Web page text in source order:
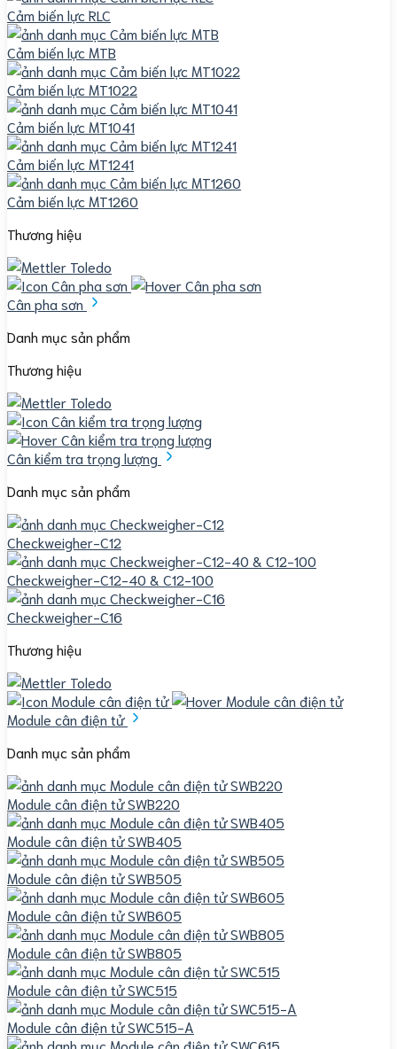
Cảm biến lực RLC
Cảm biến lực MTB
Cảm biến lực MT1022
Cảm biến lực MT1041
Cảm biến lực MT1241
Cảm biến lực MT1260
Thương hiệu
Cân pha sơn
Danh mục sản phẩm
Thương hiệu
Cân kiểm tra trọng lượng
Danh mục sản phẩm
Checkweigher-C12
Checkweigher-C12-40 & C12-100
Checkweigher-C16
Thương hiệu
Module cân điện tử
Danh mục sản phẩm
Module cân điện tử SWB220
Module cân điện tử SWB405
Module cân điện tử SWB505
Module cân điện tử SWB605
Module cân điện tử SWB805
Module cân điện tử SWC515
Module cân điện tử SWC515-A